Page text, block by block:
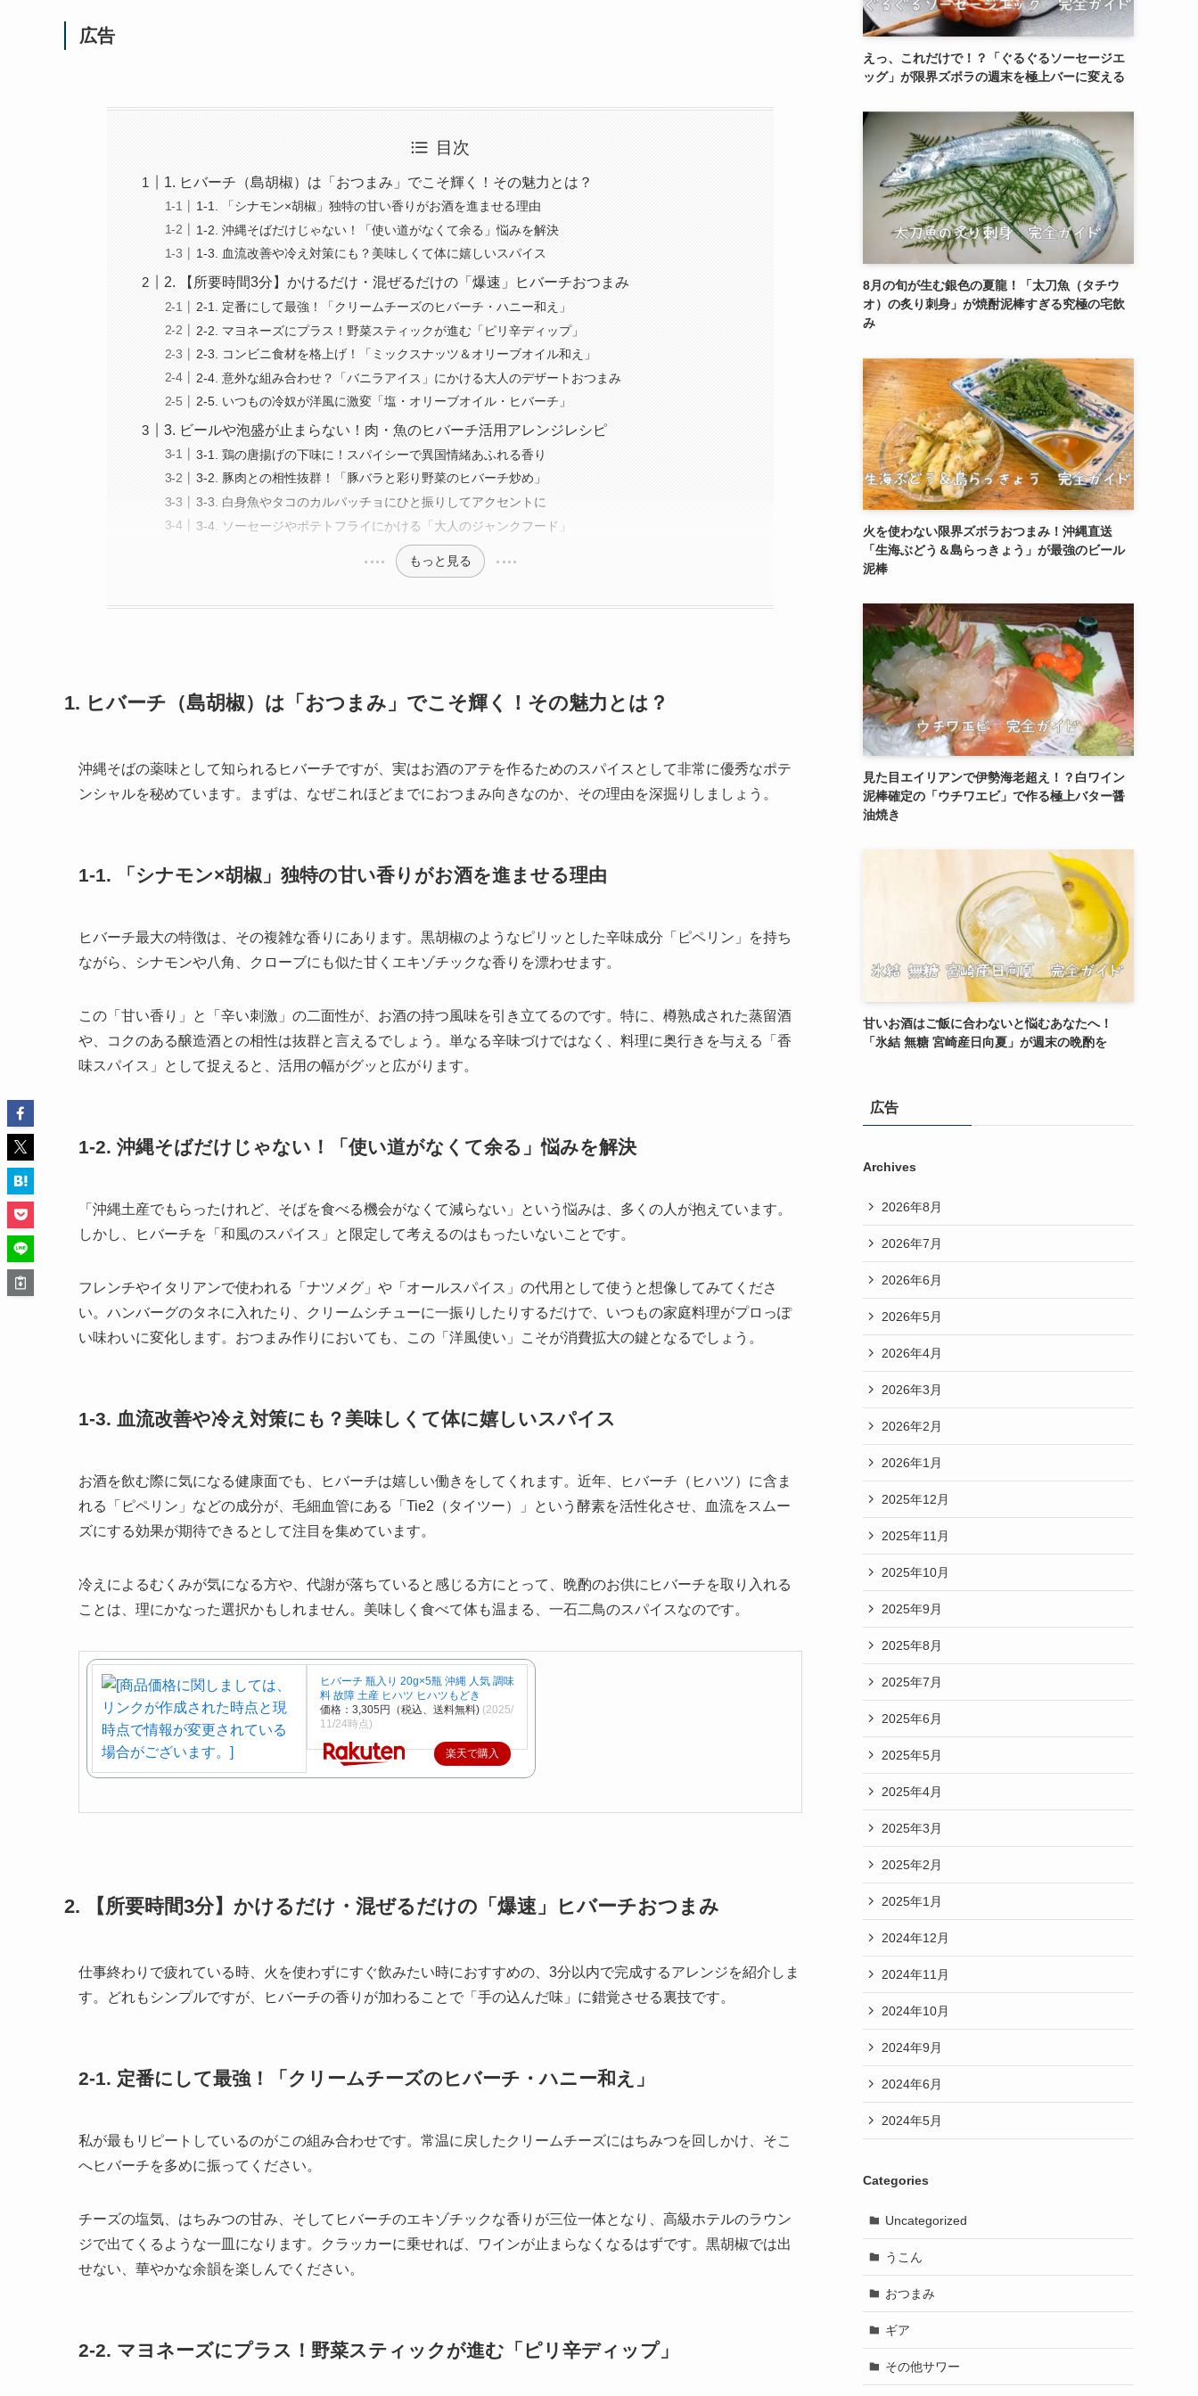
広告
目次
1. ヒバーチ（島胡椒）は「おつまみ」でこそ輝く！その魅力とは？
1-1. 「シナモン×胡椒」独特の甘い香りがお酒を進ませる理由
1-2. 沖縄そばだけじゃない！「使い道がなくて余る」悩みを解決
1-3. 血流改善や冷え対策にも？美味しくて体に嬉しいスパイス
2. 【所要時間3分】かけるだけ・混ぜるだけの「爆速」ヒバーチおつまみ
2-1. 定番にして最強！「クリームチーズのヒバーチ・ハニー和え」
2-2. マヨネーズにプラス！野菜スティックが進む「ピリ辛ディップ」
2-3. コンビニ食材を格上げ！「ミックスナッツ＆オリーブオイル和え」
2-4. 意外な組み合わせ？「バニラアイス」にかける大人のデザートおつまみ
2-5. いつもの冷奴が洋風に激変「塩・オリーブオイル・ヒバーチ」
3. ビールや泡盛が止まらない！肉・魚のヒバーチ活用アレンジレシピ
3-1. 鶏の唐揚げの下味に！スパイシーで異国情緒あふれる香り
3-2. 豚肉との相性抜群！「豚バラと彩り野菜のヒバーチ炒め」
3-3. 白身魚やタコのカルパッチョにひと振りしてアクセントに
3-4. ソーセージやポテトフライにかける「大人のジャンクフード」
もっと見る
1. ヒバーチ（島胡椒）は「おつまみ」でこそ輝く！その魅力とは？
沖縄そばの薬味として知られるヒバーチですが、実はお酒のアテを作るためのスパイスとして非常に優秀なポテ
ンシャルを秘めています。まずは、なぜこれほどまでにおつまみ向きなのか、その理由を深掘りしましょう。
1-1. 「シナモン×胡椒」独特の甘い香りがお酒を進ませる理由
ヒバーチ最大の特徴は、その複雑な香りにあります。黒胡椒のようなピリッとした辛味成分「ピペリン」を持ち
ながら、シナモンや八角、クローブにも似た甘くエキゾチックな香りを漂わせます。
この「甘い香り」と「辛い刺激」の二面性が、お酒の持つ風味を引き立てるのです。特に、樽熟成された蒸留酒
や、コクのある醸造酒との相性は抜群と言えるでしょう。単なる辛味づけではなく、料理に奥行きを与える「香
味スパイス」として捉えると、活用の幅がグッと広がります。
1-2. 沖縄そばだけじゃない！「使い道がなくて余る」悩みを解決
「沖縄土産でもらったけれど、そばを食べる機会がなくて減らない」という悩みは、多くの人が抱えています。
しかし、ヒバーチを「和風のスパイス」と限定して考えるのはもったいないことです。
フレンチやイタリアンで使われる「ナツメグ」や「オールスパイス」の代用として使うと想像してみてくださ
い。ハンバーグのタネに入れたり、クリームシチューに一振りしたりするだけで、いつもの家庭料理がプロっぽ
い味わいに変化します。おつまみ作りにおいても、この「洋風使い」こそが消費拡大の鍵となるでしょう。
1-3. 血流改善や冷え対策にも？美味しくて体に嬉しいスパイス
お酒を飲む際に気になる健康面でも、ヒバーチは嬉しい働きをしてくれます。近年、ヒバーチ（ヒハツ）に含ま
れる「ピペリン」などの成分が、毛細血管にある「Tie2（タイツー）」という酵素を活性化させ、血流をスムー
ズにする効果が期待できるとして注目を集めています。
冷えによるむくみが気になる方や、代謝が落ちていると感じる方にとって、晩酌のお供にヒバーチを取り入れる
ことは、理にかなった選択かもしれません。美味しく食べて体も温まる、一石二鳥のスパイスなのです。
ヒバーチ 瓶入り 20g×5瓶 沖縄 人気 調味
料 故障 土産 ヒハツ ヒハツもどき
価格：3,305円（税込、送料無料) (2025/
11/24時点)
楽天で購入
2. 【所要時間3分】かけるだけ・混ぜるだけの「爆速」ヒバーチおつまみ
仕事終わりで疲れている時、火を使わずにすぐ飲みたい時におすすめの、3分以内で完成するアレンジを紹介しま
す。どれもシンプルですが、ヒバーチの香りが加わることで「手の込んだ味」に錯覚させる裏技です。
2-1. 定番にして最強！「クリームチーズのヒバーチ・ハニー和え」
私が最もリピートしているのがこの組み合わせです。常温に戻したクリームチーズにはちみつを回しかけ、そこ
へヒバーチを多めに振ってください。
チーズの塩気、はちみつの甘み、そしてヒバーチのエキゾチックな香りが三位一体となり、高級ホテルのラウン
ジで出てくるような一皿になります。クラッカーに乗せれば、ワインが止まらなくなるはずです。黒胡椒では出
せない、華やかな余韻を楽しんでください。
2-2. マヨネーズにプラス！野菜スティックが進む「ピリ辛ディップ」
えっ、これだけで！？「ぐるぐるソーセージエ
ッグ」が限界ズボラの週末を極上バーに変える
8月の旬が生む銀色の夏龍！「太刀魚（タチウ
オ）の炙り刺身」が焼酎泥棒すぎる究極の宅飲
み
火を使わない限界ズボラおつまみ！沖縄直送
「生海ぶどう＆島らっきょう」が最強のビール
泥棒
見た目エイリアンで伊勢海老超え！？白ワイン
泥棒確定の「ウチワエビ」で作る極上バター醤
油焼き
甘いお酒はご飯に合わないと悩むあなたへ！
「氷結 無糖 宮崎産日向夏」が週末の晩酌を
広告
Archives
2026年8月
2026年7月
2026年6月
2026年5月
2026年4月
2026年3月
2026年2月
2026年1月
2025年12月
2025年11月
2025年10月
2025年9月
2025年8月
2025年7月
2025年6月
2025年5月
2025年4月
2025年3月
2025年2月
2025年1月
2024年12月
2024年11月
2024年10月
2024年9月
2024年6月
2024年5月
Categories
Uncategorized
うこん
おつまみ
ギア
その他サワー